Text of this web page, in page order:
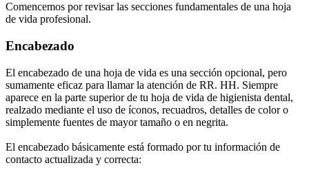
Comencemos por revisar las secciones fundamentales de una hoja
de vida profesional.
Encabezado
El encabezado de una hoja de vida es una sección opcional, pero
sumamente eficaz para llamar la atención de RR. HH. Siempre
aparece en la parte superior de tu hoja de vida de higienista dental,
realzado mediante el uso de íconos, recuadros, detalles de color o
simplemente fuentes de mayor tamaño o en negrita.
El encabezado básicamente está formado por tu información de
contacto actualizada y correcta: